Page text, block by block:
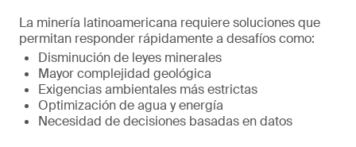
La minería latinoamericana requiere soluciones que
permitan responder rápidamente a desafíos como:
Disminución de leyes minerales
Mayor complejidad geológica
Exigencias ambientales más estrictas
Optimización de agua y energía
Necesidad de decisiones basadas en datos